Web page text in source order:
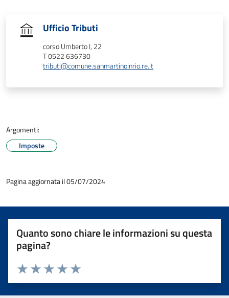
Ufficio Tributi
corso Umberto I, 22
T 0522 636730
tributi@comune.sanmartinoinrio.re.it
Argomenti:
Imposte
Pagina aggiornata il 05/07/2024
Quanto sono chiare le informazioni su questa
pagina?
Valuta 5 stelle su 5
Valuta 4 stelle su 5
Valuta 3 stelle su 5
Valuta 2 stelle su 5
Valuta 1 stelle su 5